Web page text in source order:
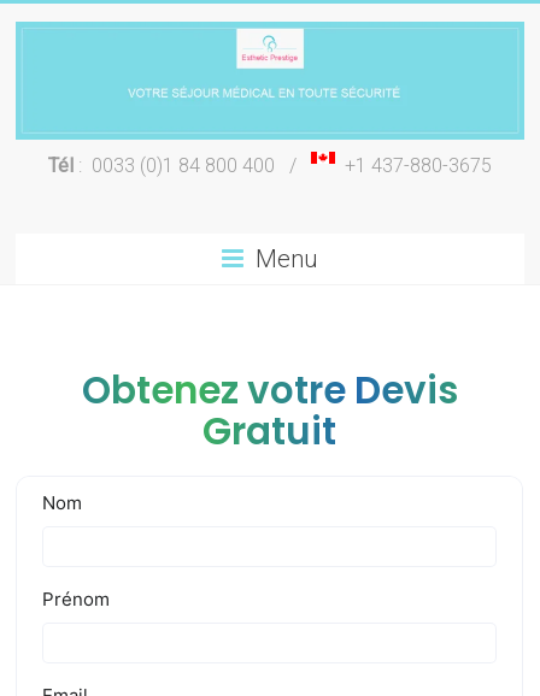
Chirurgie
Tél: 0033 (0)1 84 800 400 / +1 437-880-3675
Menu
Obtenez votre Devis
Gratuit